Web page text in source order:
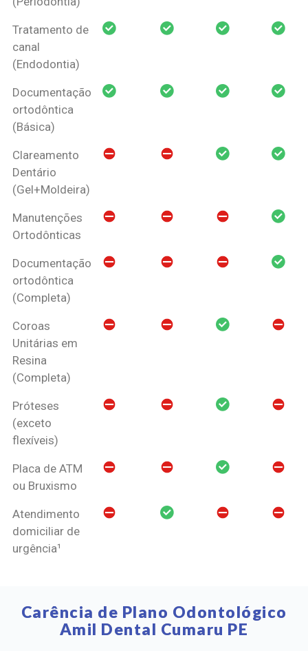
Tratamento de
canal
(Endodontia)
Documentação
ortodôntica
(Básica)
Clareamento
Dentário
(Gel+Moldeira)
Manutenções
Ortodônticas
Documentação
ortodôntica
(Completa)
Coroas
Unitárias em
Resina
(Completa)
Próteses
(exceto
flexíveis)
Placa de ATM
ou Bruxismo
Atendimento
domiciliar de
urgência¹
Carência de Plano Odontológico
Amil Dental Cumaru PE